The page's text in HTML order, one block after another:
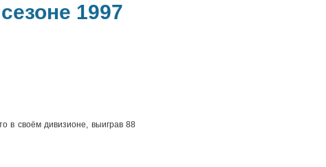
1997
в своём дивизионе, выиграв 88